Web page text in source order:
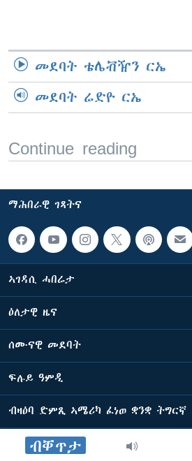
ብቐጥታ
መደባት ቴሌቭዥን ርኤ
መደባት ሬድዮ ርኤ
Continue reading
ማሕበራዊ ገጻትና
ኣገዳሲ ሓበሬታ
ዕለታዊ ዜና
ሰሙናዊ መደባት
ፍሉይ ዓምዲ
ብዛዕባ ድምጺ ኣሜሪካ ፈነወ ቋንቋ ትግርኛ
ድምጺ ኣመሪካ